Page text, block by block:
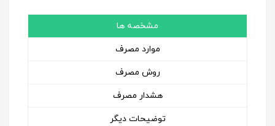
مشخصه ها
موارد مصرف
روش مصرف
هشدار مصرف
توضیحات دیگر